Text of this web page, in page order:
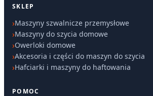
SKLEP
Maszyny szwalnicze przemysłowe
Maszyny do szycia domowe
Owerloki domowe
Akcesoria i części do maszyn do szycia
Hafciarki i maszyny do haftowania
POMOC